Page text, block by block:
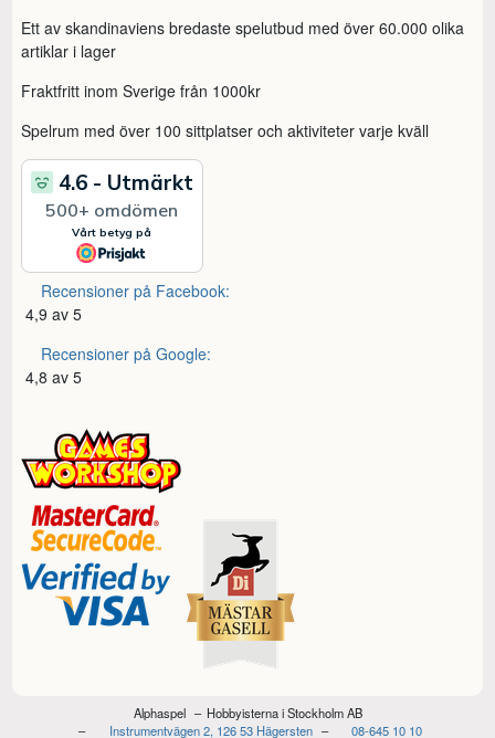
Ett av skandinaviens bredaste spelutbud med över 60.000 olika
artiklar i lager
Fraktfritt inom Sverige från 1000kr
Spelrum med över 100 sittplatser och aktiviteter varje kväll
Recensioner på Facebook:
4,9 av 5
Recensioner på Google:
4,8 av 5
Alphaspel
Hobbyisterna i Stockholm AB
Instrumentvägen 2, 126 53 Hägersten
08-645 10 10